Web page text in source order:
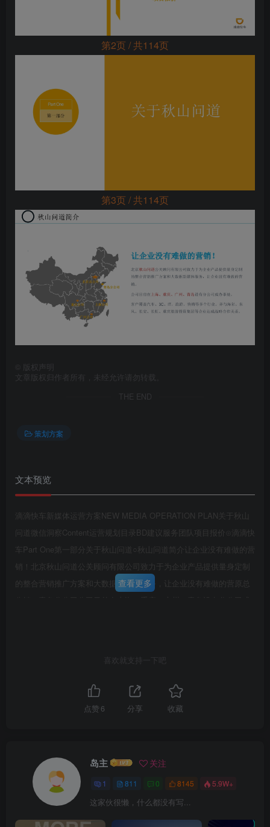
第2页 / 共114页
第3页 / 共114页
第6页 / 共114页
试读已结束，还剩
页，您可下载完整版后进行
离线阅读
版权声明
文章版权归作者所有，未经允许请勿转载。
THE END
策划方案
文本预览
滴滴快车新媒体运营方案NEW MEDIA OPERATION PLAN关于秋山
问道微信洞察Content运营规划目录BD建议服务团队项目报价⊙滴滴快
车Part One第一部分关于秋山问道○秋山问道简介让企业没有难做的营
销！北京秋山问道公关顾问有限公司致力于为企业产品提供量身定制
的整合营销推广方案和大数据新媒体服务，让企业没有难做的营原总
公销。青岛分公司公司目前在上海、重庆、广州、青岛设有分公司或
绿下藏英菲尼迪Ba品酿淘宝网DOEN和平药房亚马逊束银控股PEACE
“治”能门诊部CHANGHONG发生CHANGHONG长虹止想象发生上想象
发生CHANGHONG长让想象发生日已有26866求修烫期3俱a顺到极度
疯年吃可高会自己的孤独香当片包三省香身假到无法犯家手机带订
吗？求智求智低包带了鸡？包锁好刀吗？星东方】铁的解记经酸不行
查看更多
喜欢就支持一下吧
点赞 6 分享 收藏
岛主 关注
1 811 0 8145 5.9W+
这家伙很懒，什么都没有写...